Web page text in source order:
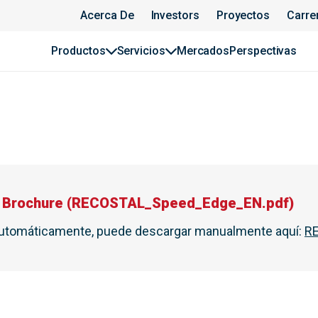
Acerca De Investors Proyectos
Productos Servicios MercadosPerspectivas
(RECOSTAL_Speed_Edge_EN.pdf)
puede descargar manualmente aquí: